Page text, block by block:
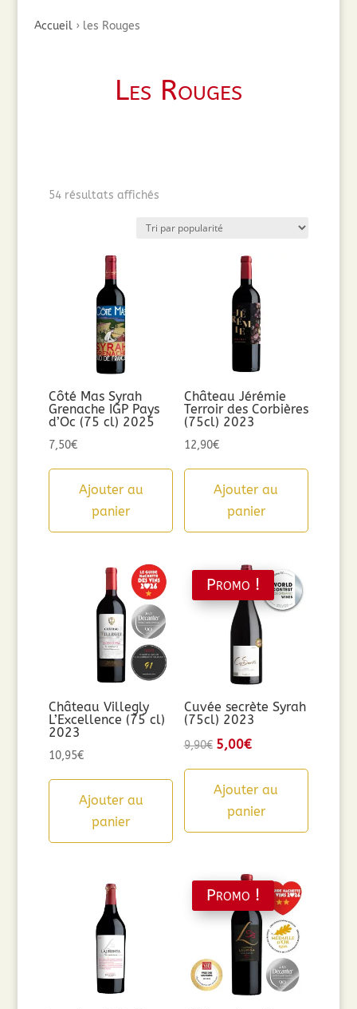
Accueil› les Rouges
Les Rouges
54 résultats affichésTrié
popularité
Côté Mas Syrah
Grenache IGP Pays
d’Oc (75 cl) 2025
7,50€
Ajouter au
panier
Château Jérémie
Terroir des Corbières
(75cl) 2023
12,90€
Ajouter au
panier
Château Villegly
L’Excellence (75 cl)
2023
10,95€
Ajouter au
panier
Promo !
Cuvée secrète Syrah
(75cl) 2023
9,90€ Le
initial
était :
5,00€Le
actuel
est :
Ajouter au
panier
Promo !